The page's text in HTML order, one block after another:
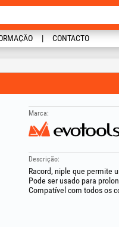
CONTACTO
Marca:
Descrição:
Racord, niple que permite
Pode ser usado para
Compatível com todos os